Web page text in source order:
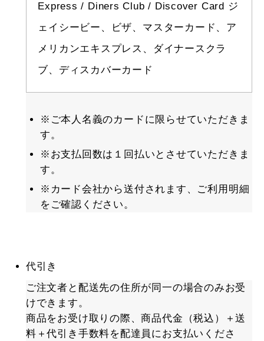
Express / Diners Club / Discover Card ジ
ェイシービー、ビザ、マスターカード、ア
メリカンエキスプレス、ダイナースクラ
ブ、ディスカバーカード
※ご本人名義のカードに限らせていただきま
す。
※お支払回数は１回払いとさせていただきま
す。
※カード会社から送付されます、ご利用明細
をご確認ください。
代引き
ご注文者と配送先の住所が同一の場合のみお受
けできます。
商品をお受け取りの際、商品代金（税込）＋送
料＋代引き手数料を配達員にお支払いくださ